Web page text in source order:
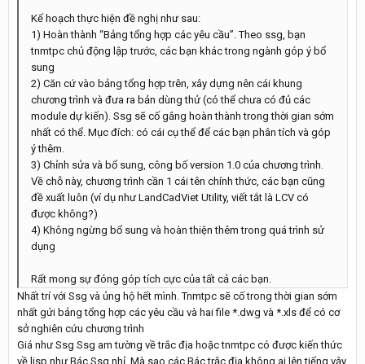
Kế hoạch thực hiện đề nghị như sau:
1) Hoàn thành “Bảng tổng hợp các yêu cầu”. Theo ssg, bạn
tnmtpc chủ động lập trước, các bạn khác trong ngành góp ý bổ
sung
2) Căn cứ vào bảng tổng hợp trên, xây dựng nên cái khung
chương trình và đưa ra bản dùng thử (có thể chưa có đủ các
module dự kiến). Ssg sẽ cố gắng hoàn thành trong thời gian sớm
nhất có thể. Mục đích: có cái cụ thể để các bạn phân tích và góp
ý thêm.
3) Chỉnh sửa và bổ sung, công bố version 1.0 của chương trình.
Về chỗ này, chương trình cần 1 cái tên chính thức, các bạn cũng
đề xuất luôn (ví dụ như LandCadViet Utility, viết tắt là LCV có
được không?)
4) Không ngừng bổ sung và hoàn thiện thêm trong quá trình sử
dụng
Rất mong sự đóng góp tích cực của tất cả các bạn.
Nhất trí với Ssg và ủng hộ hết mình. Tnmtpc sẽ cố trong thời gian sớm
nhất gửi bảng tổng hợp các yêu cầu và hai file *.dwg và *.xls để có cơ
sở nghiên cứu chương trình
Giá như Ssg Ssg am tường về trắc địa hoặc tnmtpc có được kiến thức
về lisp như Bác Ssg nhỉ. Mà sao các Bác trắc địa không ai lên tiếng vậy